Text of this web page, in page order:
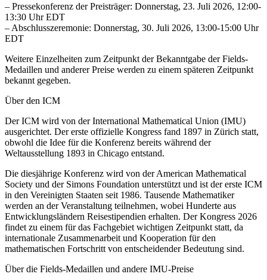
– Pressekonferenz der Preisträger: Donnerstag, 23. Juli 2026, 12:00-
13:30 Uhr EDT
– Abschlusszeremonie: Donnerstag, 30. Juli 2026, 13:00-15:00 Uhr
EDT
Weitere Einzelheiten zum Zeitpunkt der Bekanntgabe der Fields-
Medaillen und anderer Preise werden zu einem späteren Zeitpunkt
bekannt gegeben.
Über den ICM
Der ICM wird von der International Mathematical Union (IMU)
ausgerichtet. Der erste offizielle Kongress fand 1897 in Zürich statt,
obwohl die Idee für die Konferenz bereits während der
Weltausstellung 1893 in Chicago entstand.
Die diesjährige Konferenz wird von der American Mathematical
Society und der Simons Foundation unterstützt und ist der erste ICM
in den Vereinigten Staaten seit 1986. Tausende Mathematiker
werden an der Veranstaltung teilnehmen, wobei Hunderte aus
Entwicklungsländern Reisestipendien erhalten. Der Kongress 2026
findet zu einem für das Fachgebiet wichtigen Zeitpunkt statt, da
internationale Zusammenarbeit und Kooperation für den
mathematischen Fortschritt von entscheidender Bedeutung sind.
Über die Fields-Medaillen und andere IMU-Preise